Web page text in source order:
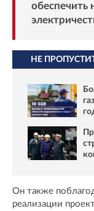
обеспечить
НЕ
Он также
реализации